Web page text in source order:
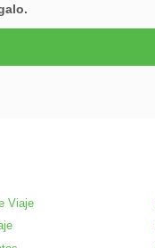
Viaje